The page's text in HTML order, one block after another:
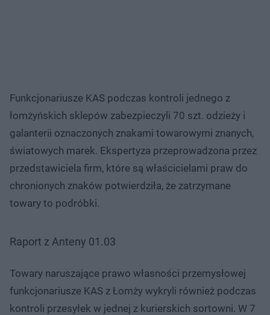
Funkcjonariusze KAS podczas kontroli jednego z
łomżyńskich sklepów zabezpieczyli 70 szt. odzieży i
galanterii oznaczonych znakami towarowymi znanych,
światowych marek. Ekspertyza przeprowadzona przez
przedstawiciela firm, które są właścicielami praw do
chronionych znaków potwierdziła, że zatrzymane
towary to podróbki.
Raport z Anteny 01.03
Towary naruszające prawo własności przemysłowej
funkcjonariusze KAS z Łomży wykryli również podczas
kontroli przesyłek w jednej z kurierskich sortowni. W 7